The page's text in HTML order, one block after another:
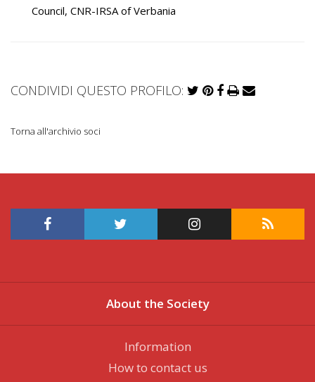
Council, CNR-IRSA of Verbania
CONDIVIDI QUESTO PROFILO:
Torna all'archivio soci
About the Society
Information
How to contact us